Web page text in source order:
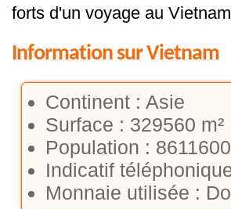
forts d'un voyage au
Information sur Vietnam
Continent : Asie
Surface : 329560 m²
Population :
Indicatif
Monnaie utilisée :